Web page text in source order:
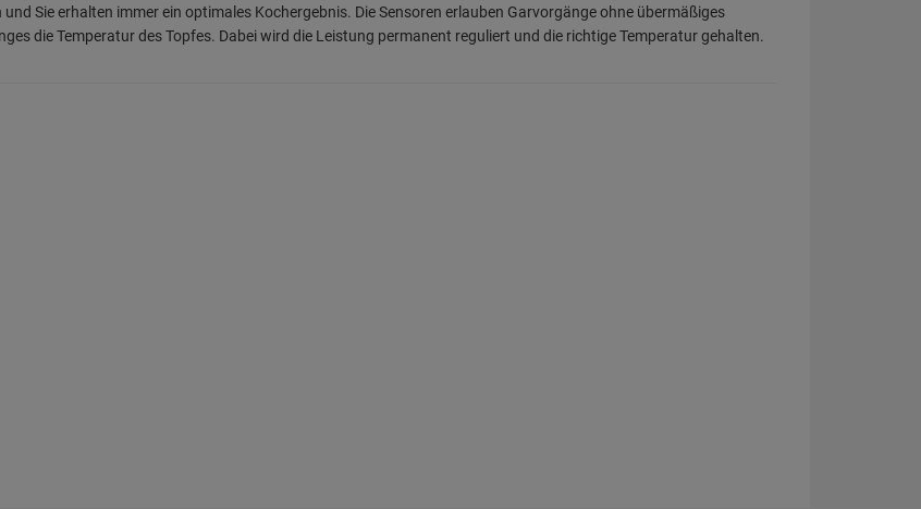
Sie erhalten immer ein optimales Kochergebnis. Die Sensoren erlauben Garvorgänge ohne übermäßiges
die Temperatur des Topfes. Dabei wird die Leistung permanent reguliert und die richtige Temperatur gehalten.